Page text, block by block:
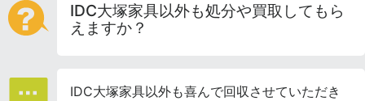
IDC大塚家具以外も処分や買取してもら
えますか？
IDC大塚家具以外も喜んで回収させていただき